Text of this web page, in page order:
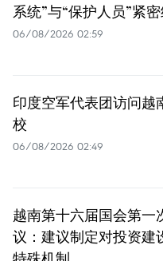
系统”与“保护人员”紧
06/08/2026 02:59
印度空军代表团访问越
校
06/08/2026 02:49
越南第十六届国会第一
议：建议制定对投资建